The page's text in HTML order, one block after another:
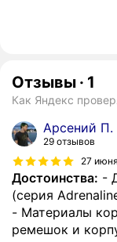
Отзывы · 1
Как Яндекс
Арсений П.
29 отзывов
27
Достоинства: -
(серия
- Материалы
ремешок и